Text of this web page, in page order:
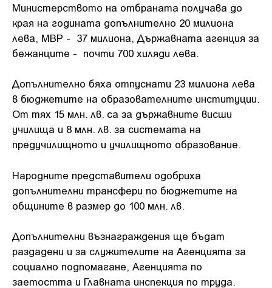
Министерството на отбраната получава до
края на годината допълнително 20 милиона
лева, МВР - 37 милиона, Държавната агенция за
бежанците - почти 700 хиляди лева.
Допълнително бяха отпуснати 23 милиона лева
в бюджетите на образователните институции.
От тях 15 млн. лв. са за държавните висши
училища и 8 млн. лв. за системата на
предучилищното и училищното образование.
Народните представители одобриха
допълнителни трансфери по бюджетите на
общините в размер до 100 млн. лв.
Допълнителни възнаграждения ще бъдат
раздадени и за служителите на Агенцията за
социално подпомагане, Агенцията по
заетостта и Главната инспекция по труда.